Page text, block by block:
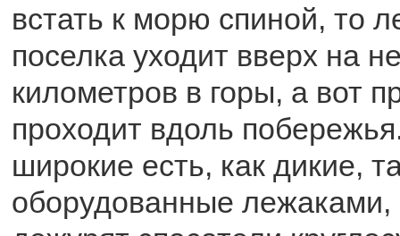
встать к морю спиной, то
поселка уходит вверх на
километров в горы, а вот
проходит вдоль
широкие есть, как дикие,
оборудованные лежаками,